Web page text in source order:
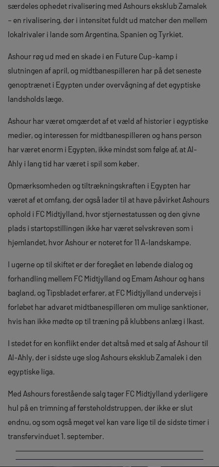
særdeles ophedet rivalisering med Ashours eksklub Zamalek
– en rivalisering, der i intensitet fuldt ud matcher den mellem
lokalrivaler i lande som Argentina, Spanien og Tyrkiet.
Ashour røg ud med en skade i en Future Cup-kamp i
slutningen af april, og midtbanespilleren har på det seneste
genoptrænet i Egypten under overvågning af det egyptiske
landsholds læge.
Ashour har været omgærdet af et væld af historier i egyptiske
medier, og interessen for midtbanespilleren og hans person
har været enorm i Egypten, ikke mindst som følge af, at Al-
Ahly i lang tid har været i spil som køber.
Opmærksomheden og tiltrækningskraften i Egypten har
været af et omfang, der også lader til at have påvirket Ashours
ophold i FC Midtjylland, hvor stjernestatussen og den givne
plads i startopstillingen ikke har været selvskreven som i
hjemlandet, hvor Ashour er noteret for 11 A-landskampe.
I ugerne op til skiftet er der foregået en løbende dialog og
forhandling mellem FC Midtjylland og Emam Ashour og hans
bagland, og Tipsbladet erfarer, at FC Midtjylland undervejs i
forløbet har advaret midtbanespilleren om mulige sanktioner,
hvis han ikke mødte op til træning på klubbens anlæg i Ikast.
I stedet for en konflikt ender det altså med et salg af Ashour til
Al-Ahly, der i sidste uge slog Ashours eksklub Zamalek i den
egyptiske liga.
Med Ashours forestående salg tager FC Midtjylland yderligere
hul på en trimning af førsteholdstruppen, der ikke er slut
endnu, og som også meget vel kan vare lige til de sidste timer i
transfervinduet 1. september.